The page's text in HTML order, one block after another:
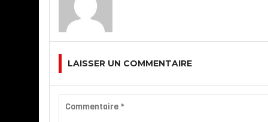
LAISSER UN COMMENTAIRE